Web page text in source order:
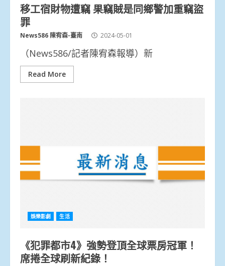
移工宿財物遭竊 果竊賊是同鄉警加重竊盜
罪
News586 陳宥森-臺南 2024-05-01
（News586/記者陳宥森報導）新
Read More
娛樂影劇 生活
《犯罪都市4》強勢登頂全球票房冠軍！
席捲全球刷新紀錄！